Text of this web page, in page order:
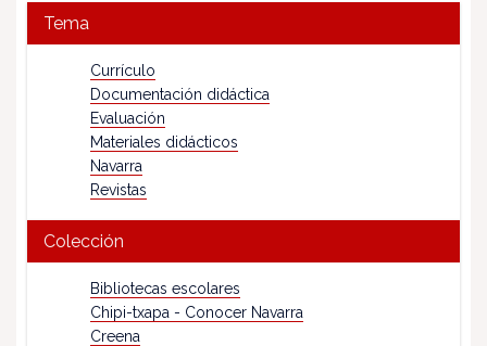
Tema
Currículo
Documentación didáctica
Evaluación
Materiales didácticos
Navarra
Revistas
Colección
Bibliotecas escolares
Chipi-txapa - Conocer Navarra
Creena